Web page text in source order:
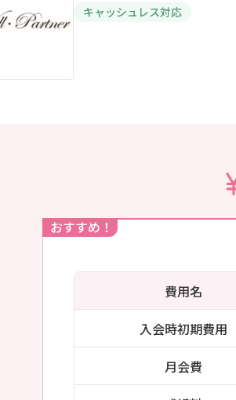
キャッシュレス対応
おすすめ！
費用名
入会時初期費用
月会費